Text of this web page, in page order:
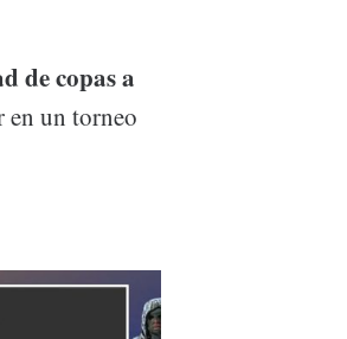
de copas a
en un torneo